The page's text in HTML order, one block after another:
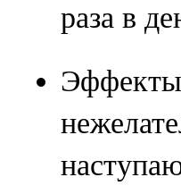
раза в
Эффекты